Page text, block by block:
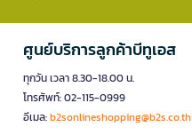
ศูนย์บริการลูกค้าบีทูเอส
ทุกวัน เวลา 8.30-18.00 น.
โทรศัพท์: 02-115-0999
อีเมล:b2sonlineshopping@b2s.co.th